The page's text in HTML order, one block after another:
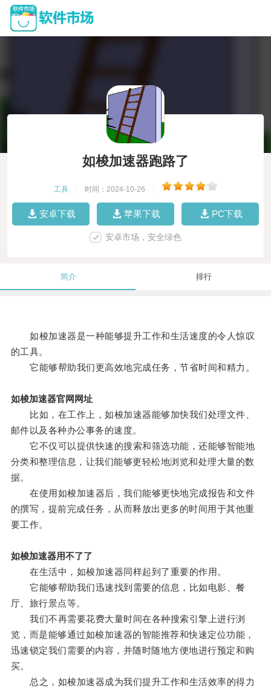
如梭加速器跑路了
工具 时间：2024-10-26
安卓下载 苹果下载 PC下载
安卓市场，安全绿色
简介 排行
如梭加速器是一种能够提升工作和生活速度的令人惊叹
的工具。
它能够帮助我们更高效地完成任务，节省时间和精力。
如梭加速器官网网址
比如，在工作上，如梭加速器能够加快我们处理文件、
邮件以及各种办公事务的速度。
它不仅可以提供快速的搜索和筛选功能，还能够智能地
分类和整理信息，让我们能够更轻松地浏览和处理大量的数
据。
在使用如梭加速器后，我们能够更快地完成报告和文件
的撰写，提前完成任务，从而释放出更多的时间用于其他重
要工作。
如梭加速器用不了了
在生活中，如梭加速器同样起到了重要的作用。
它能够帮助我们迅速找到需要的信息，比如电影、餐
厅、旅行景点等。
我们不再需要花费大量时间在各种搜索引擎上进行浏
览，而是能够通过如梭加速器的智能推荐和快速定位功能，
迅速锁定我们需要的内容，并随时随地方便地进行预定和购
买。
总之，如梭加速器成为我们提升工作和生活效率的得力